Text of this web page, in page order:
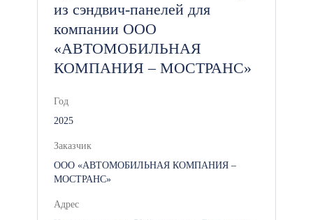
из сэндвич-панелей для
компании ООО
«АВТОМОБИЛЬНАЯ
КОМПАНИЯ – МОСТРАНС»
Год
2025
Заказчик
ООО «АВТОМОБИЛЬНАЯ КОМПАНИЯ –
МОСТРАНС»
Адрес